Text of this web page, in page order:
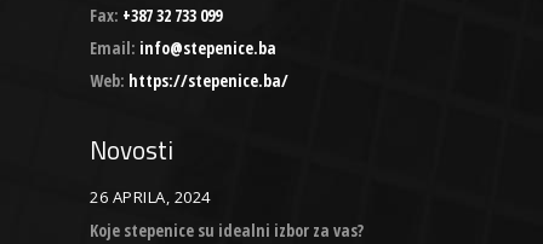
Fax: +387 32 733 099
Email: info@stepenice.ba
Web: https://stepenice.ba/
Novosti
26 APRILA, 2024
Koje stepenice su idealni izbor za vas?